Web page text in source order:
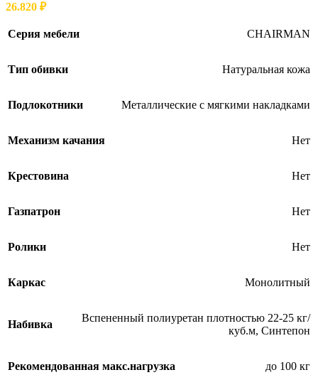
26.820 ₽
Серия мебели CHAIRMAN
Тип обивки Натуральная кожа
Подлокотники Металлические с мягкими накладками
Механизм качания Нет
Крестовина Нет
Газпатрон Нет
Ролики Нет
Каркас Монолитный
Набивка
Вспененный полиуретан плотностью 22-25 кг/
куб.м, Синтепон
Рекомендованная макс.нагрузка до 100 кг